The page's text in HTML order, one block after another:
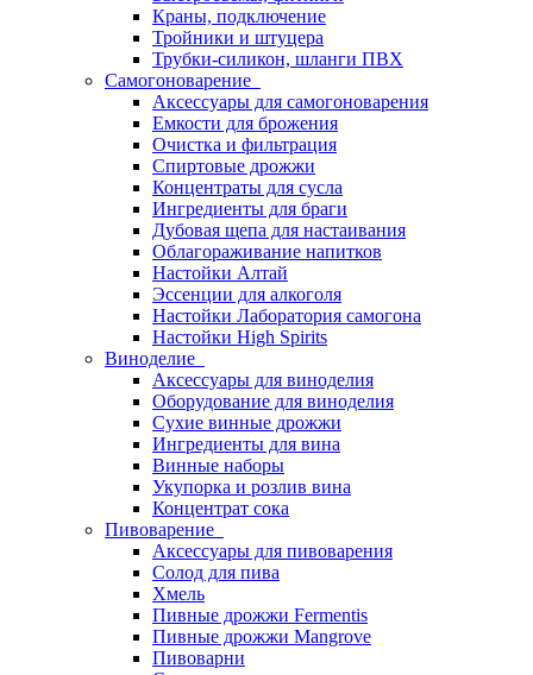
Краны, подключение
Тройники и штуцера
Трубки-силикон, шланги ПВХ
Самогоноварение
Аксессуары для самогоноварения
Емкости для брожения
Очистка и фильтрация
Спиртовые дрожжи
Концентраты для сусла
Ингредиенты для браги
Дубовая щепа для настаивания
Облагораживание напитков
Настойки Алтай
Эссенции для алкоголя
Настойки Лаборатория самогона
Настойки High Spirits
Виноделие
Аксессуары для виноделия
Оборудование для виноделия
Сухие винные дрожжи
Ингредиенты для вина
Винные наборы
Укупорка и розлив вина
Концентрат сока
Пивоварение
Аксессуары для пивоварения
Солод для пива
Хмель
Пивные дрожжи Fermentis
Пивные дрожжи Mangrove
Пивоварни